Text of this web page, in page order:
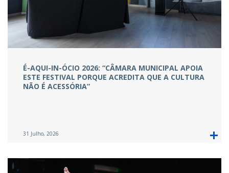
É-AQUI-IN-ÓCIO 2026: “CÂMARA MUNICIPAL APOIA
ESTE FESTIVAL PORQUE ACREDITA QUE A CULTURA
NÃO É ACESSÓRIA”
31 Julho, 2026